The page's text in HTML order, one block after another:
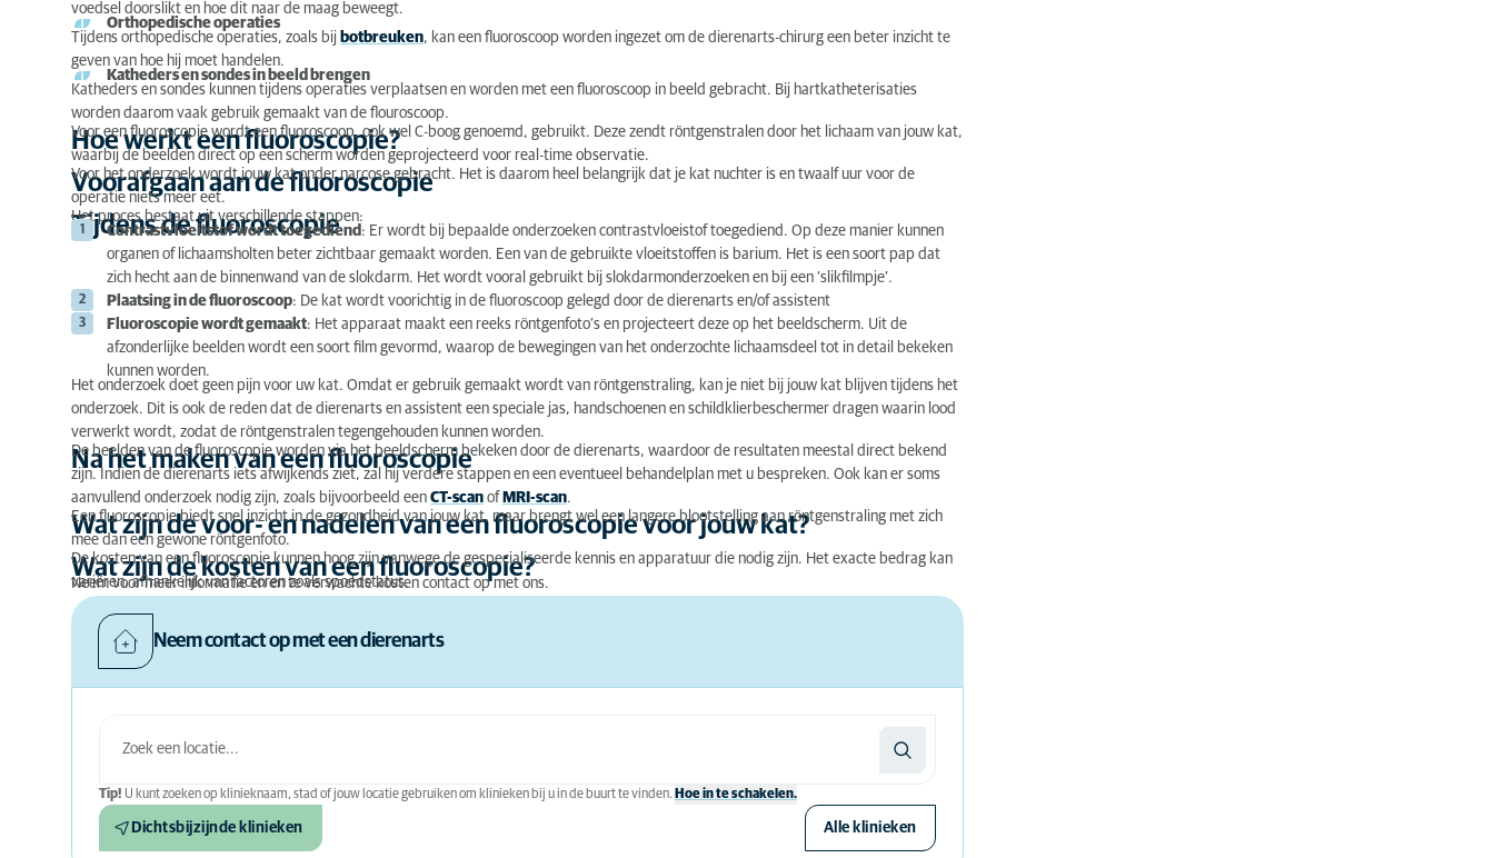
Na het maken van een fluoroscopie
Wat zijn de voor- en nadelen van een fluoroscopie voor jouw kat?
Wat zijn de kosten van een fluoroscopie?
voedsel doorslikt en hoe dit naar de maag beweegt.
Orthopedische operaties
Tijdens orthopedische operaties, zoals bij botbreuken, kan een fluoroscoop worden ingezet om de dierenarts-chirurg een beter inzicht te
geven van hoe hij moet handelen.
Katheders en sondes in beeld brengen
Katheders en sondes kunnen tijdens operaties verplaatsen en worden met een fluoroscoop in beeld gebracht. Bij hartkatheterisaties
worden daarom vaak gebruik gemaakt van de flouroscoop.
Hoe werkt een fluoroscopie?
Voor een fluoroscopie wordt een fluoroscoop, ook wel C-boog genoemd, gebruikt. Deze zendt röntgenstralen door het lichaam van jouw kat,
waarbij de beelden direct op een scherm worden geprojecteerd voor real-time observatie.
Voorafgaan aan de fluoroscopie
Voor het onderzoek wordt jouw kat onder narcose gebracht. Het is daarom heel belangrijk dat je kat nuchter is en twaalf uur voor de
operatie niets meer eet.
Tijdens de fluoroscopie
Het proces bestaat uit verschillende stappen:
Contrastvloeitstof wordt toegediend : Er wordt bij bepaalde onderzoeken contrastvloeistof toegediend. Op deze manier kunnen
organen of lichaamsholten beter zichtbaar gemaakt worden. Een van de gebruikte vloeitstoffen is barium. Het is een soort pap dat
zich hecht aan de binnenwand van de slokdarm. Het wordt vooral gebruikt bij slokdarmonderzoeken en bij een ‘slikfilmpje’.
Plaatsing in de fluoroscoop: De kat wordt voorichtig in de fluoroscoop gelegd door de dierenarts en/of assistent
Fluoroscopie wordt gemaakt: Het apparaat maakt een reeks röntgenfoto’s en projecteert deze op het beeldscherm. Uit de
afzonderlijke beelden wordt een soort film gevormd, waarop de bewegingen van het onderzochte lichaamsdeel tot in detail bekeken
kunnen worden.
Het onderzoek doet geen pijn voor uw kat. Omdat er gebruik gemaakt wordt van röntgenstraling, kan je niet bij jouw kat blijven tijdens het
onderzoek. Dit is ook de reden dat de dierenarts en assistent een speciale jas, handschoenen en schildklierbeschermer dragen waarin lood
verwerkt wordt, zodat de röntgenstralen tegengehouden kunnen worden.
Na het maken van een fluoroscopie
De beelden van de fluoroscopie worden via het beeldscherm bekeken door de dierenarts, waardoor de resultaten meestal direct bekend
zijn. Indien de dierenarts iets afwijkends ziet, zal hij verdere stappen en een eventueel behandelplan met u bespreken. Ook kan er soms
aanvullend onderzoek nodig zijn, zoals bijvoorbeeld een CT-scan of MRI-scan.
Wat zijn de voor- en nadelen van een fluoroscopie voor jouw kat?
Een fluoroscopie biedt snel inzicht in de gezondheid van jouw kat, maar brengt wel een langere blootstelling aan röntgenstraling met zich
mee dan een gewone röntgenfoto.
Wat zijn de kosten van een fluoroscopie?
De kosten van een fluoroscopie kunnen hoog zijn vanwege de gespecialiseerde kennis en apparatuur die nodig zijn. Het exacte bedrag kan
variëren, afhankelijk van factoren zoals spoedstatus.
Neem voor meer informatie en en te verwachte kosten contact op met ons.
Neem contact op met een dierenarts
Tip! U kunt zoeken op klinieknaam, stad of jouw locatie gebruiken om klinieken bij u in de buurt te vinden. Hoe in te schakelen.
Dichtsbijzijnde klinieken Alle klinieken